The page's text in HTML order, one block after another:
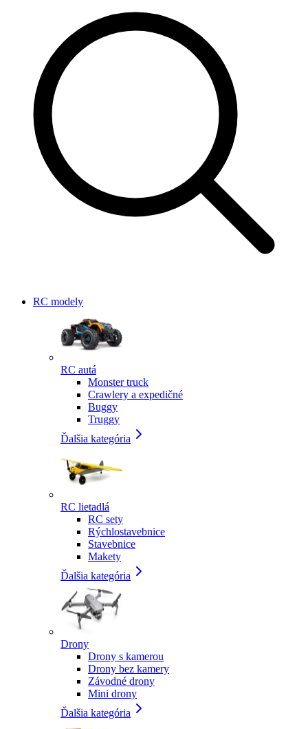
RC modely
RC autá
Monster truck
Crawlery a expedičné
Buggy
Truggy
Ďalšia kategória
RC lietadlá
RC sety
Rýchlostavebnice
Stavebnice
Makety
Ďalšia kategória
Drony
Drony s kamerou
Drony bez kamery
Závodné drony
Mini drony
Ďalšia kategória